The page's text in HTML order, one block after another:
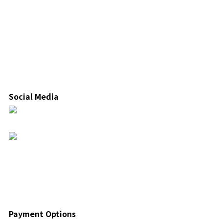
Social Media
Payment Options